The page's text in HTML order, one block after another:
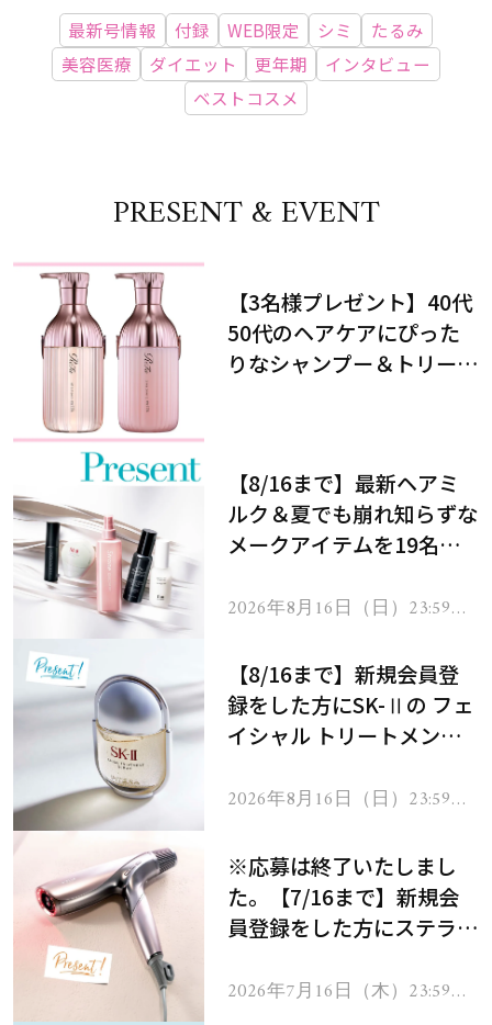
最新号情報 付録 WEB限定 シミ
たるみ
美容医療
ダイエット 更年期
インタビュー
ベストコスメ
PRESENT & EVENT
【3名様プレゼント】40代
50代のヘアケアにぴった
りなシャンプー＆トリート
【8/16まで】最新ヘアミ
ルク＆夏でも崩れ知らずな
メークアイテムを19名様
2026年8月16日（日）23:59ま
【8/16まで】新規会員登
録をした方にSK-Ⅱの フェ
イシャル トリートメント
2026年8月16日（日）23:59ま
※応募は終了いたしまし
た。【7/16まで】新規会
員登録をした方にステラボ
ヘアドライヤー ジュエル
2026年7月16日（木）23:59ま